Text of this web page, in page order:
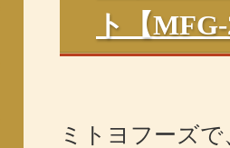
ト【
ミトヨフーズ